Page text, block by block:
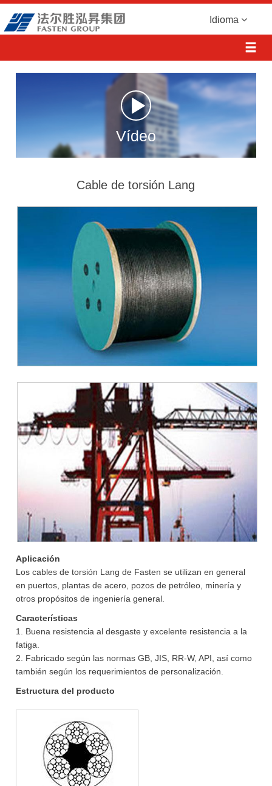
Idioma
Vídeo
Cable de torsión Lang
Aplicación
Los cables de torsión Lang de Fasten se utilizan en general
en puertos, plantas de acero, pozos de petróleo, minería y
otros propósitos de ingeniería general.
Características
1. Buena resistencia al desgaste y excelente resistencia a la
fatiga.
2. Fabricado según las normas GB, JIS, RR-W, API, así como
también según los requerimientos de personalización.
Estructura del producto